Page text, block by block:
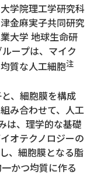
学院理工学研究科
金麻実子共同研究
大学 地球生命研
ープは、マイク
質な人工細胞注
、細胞膜を構成
み合わせて、人工
は、理学的な基礎
オテクノロジーの
、細胞膜となる脂
かつ均質に作る